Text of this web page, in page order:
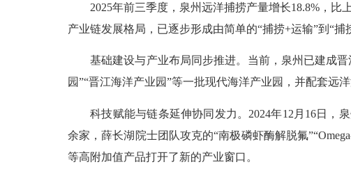
2025年前三季度，泉州远洋捕捞产量增长18.8%，比
产业链发展格局，已逐步形成由简单的“捕捞+运输”到“捕
基础建设与产业布局同步推进。当前，泉州已建成晋
园”“晋江海洋产业园”等一批现代海洋产业园，并配套远
科技赋能与链条延伸协同发力。2024年12月16日，泉
余家，薛长湖院士团队攻克的“南极磷虾酶解脱氟
等高附加值产品打开了新的产业窗口。